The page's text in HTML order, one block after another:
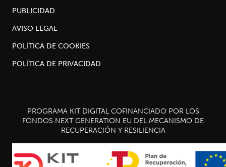
PUBLICIDAD
AVISO LEGAL
POLÍTICA DE COOKIES
POLÍTICA DE PRIVACIDAD
PROGRAMA KIT DIGITAL COFINANCIADO POR LOS
FONDOS NEXT GENERATION EU DEL MECANISMO DE
RECUPERACIÓN Y RESILIENCIA